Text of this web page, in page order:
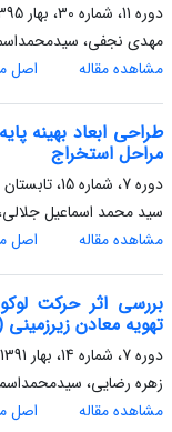
دوره 11، شماره 30، بهار 1395، صفحه
مهدی نجفی،
مشاهده مقاله
اصل
طراحی ابعاد بهینه
مراحل استخراج
دوره 7، شماره 15، تابستان 1391، صفحه
سید محمد اسماعیل
مشاهده مقاله
اصل
بررسی اثر حرکت
تهویه معادن
دوره 7، شماره 14، بهار 1391، صفحه
زهره رضایی،
مشاهده مقاله
اصل